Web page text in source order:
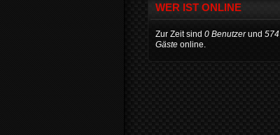
WER IST ONLINE
Zur Zeit sind 0 Benutzerund 574
Gäste online.